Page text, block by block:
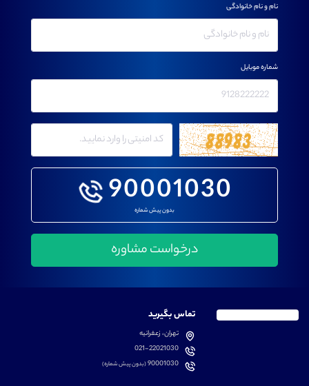
90001030
بدون پیش شماره
نام و نام خانوادگی
شماره موبایل
تماس بگیرید
تهران، زعفرانیه
021-22021030
90001030(بدون پیش شماره)